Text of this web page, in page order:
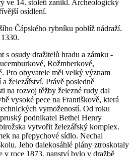
ve 14. století zanikl. Archeologický
osídlení.
Čápského rybníku poblíž nádraží.
s osudy dražitelů hradu a zámku -
Rožmberkové,
Pro obyvatele měl velký význam
železářství. Právě posledně
na rozvoj těžby železné rudy dal
vysoké pece na Františkově, která
vymožeností. Od roku
podnikatel Bethel Henry
vytvořit železářský komplex.
na přepychové sídlo. Nechal
Jeho dalekosáhlé plány ztroskotaly
v roce 1873, panství bylo v dražbě